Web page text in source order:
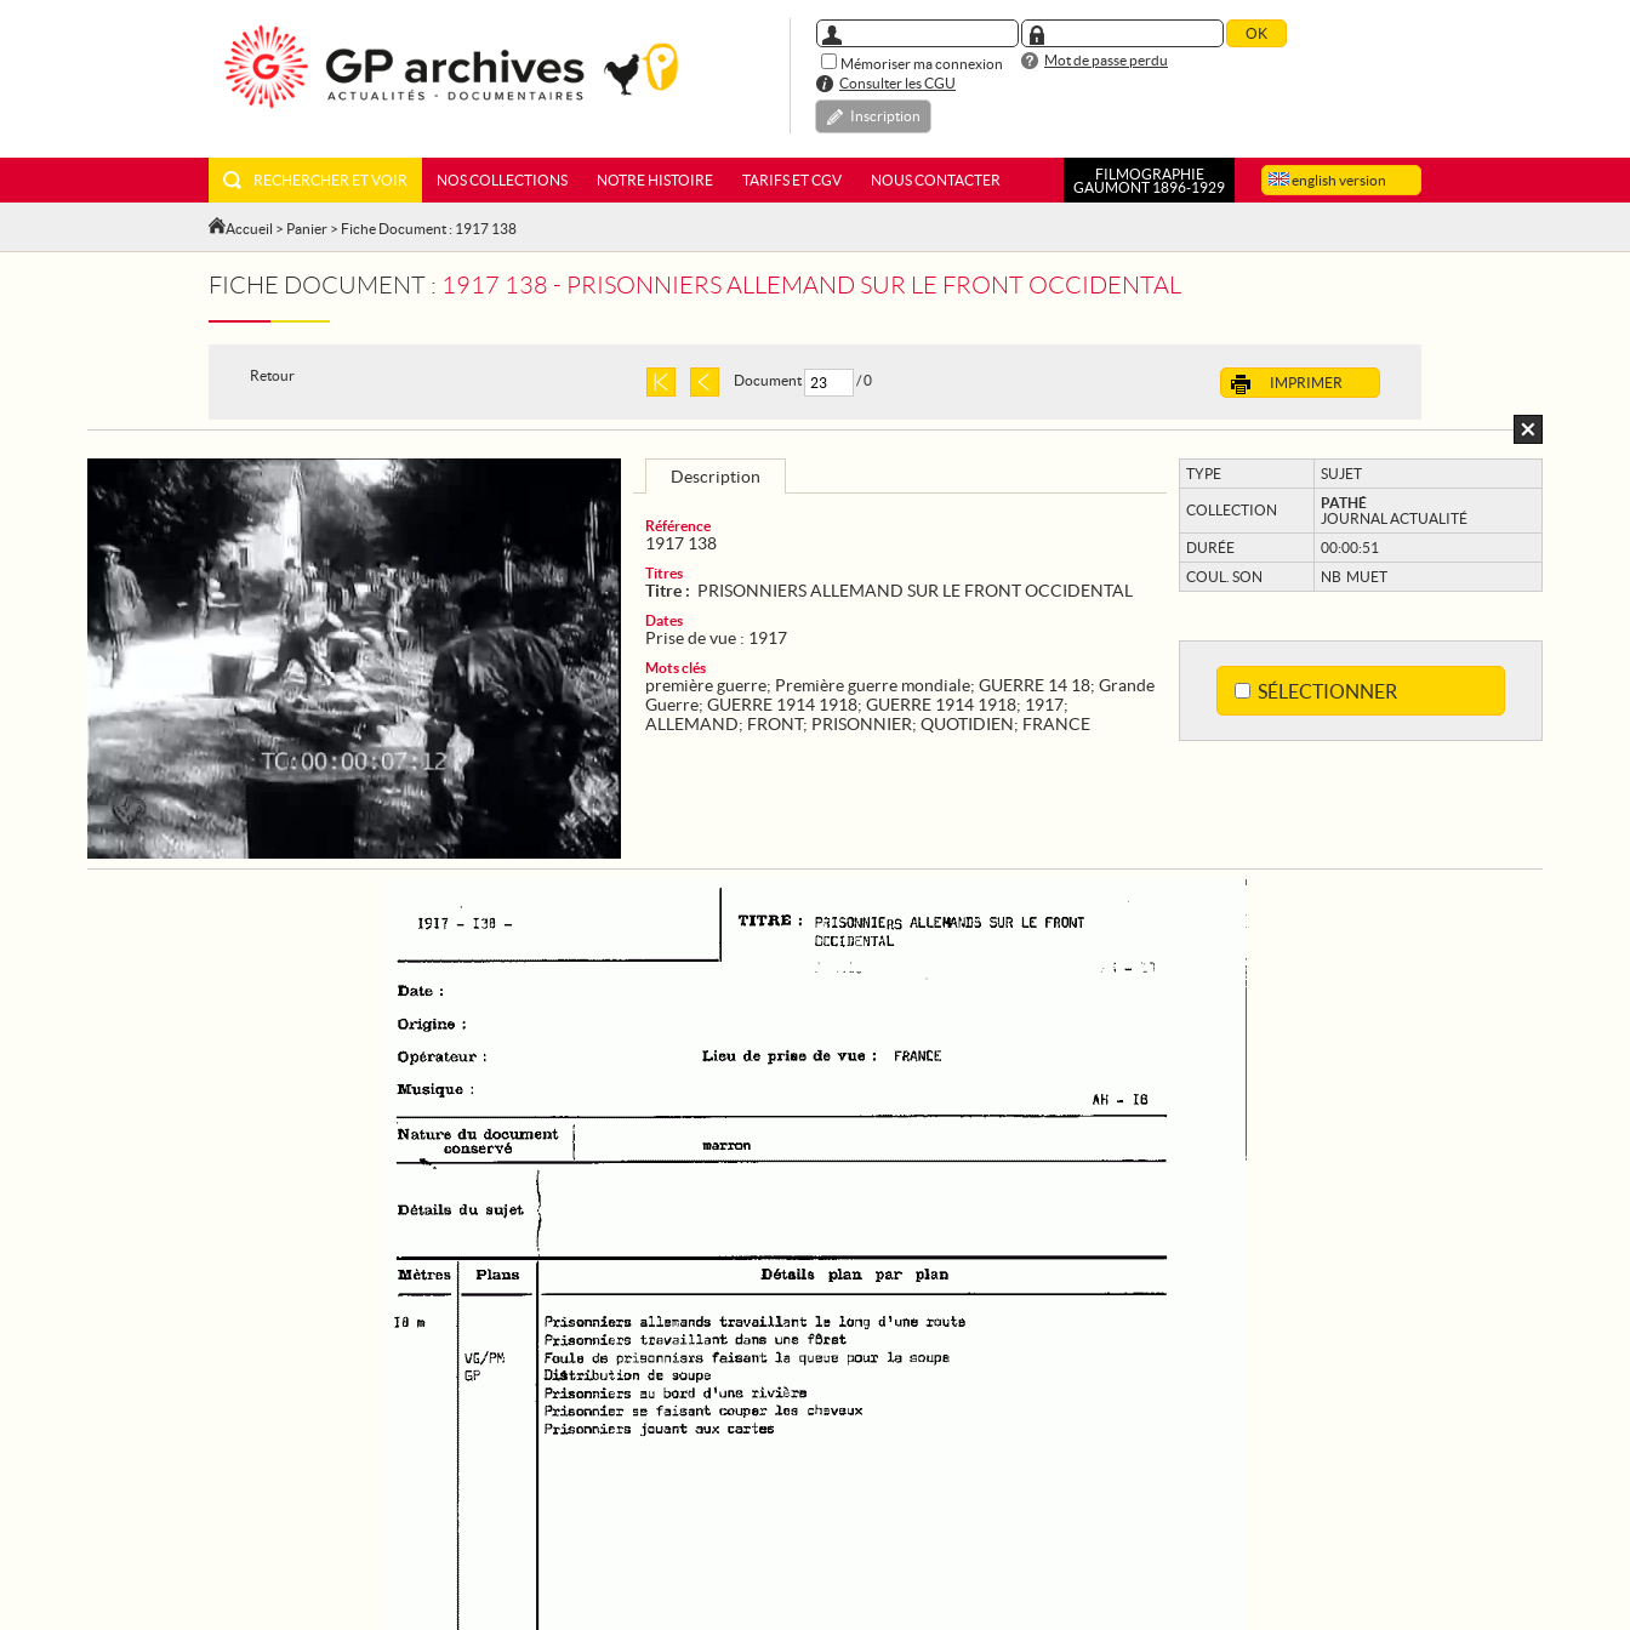
Mémoriser ma connexion
Mot de passe perdu
Consulter les CGU
Inscription
english version
RECHERCHER ET VOIR NOS COLLECTIONS NOTRE HISTOIRE TARIFS ET CGV NOUS CONTACTER
FILMOGRAPHIE
GAUMONT 1896-1929
Accueil > Panier > Fiche Document : 1917 138
FICHE DOCUMENT : 1917 138 - PRISONNIERS ALLEMAND SUR LE FRONT OCCIDENTAL
Retour IMPRIMER
Document / 0
TYPE SUJET
COLLECTION
PATHÉ
JOURNAL ACTUALITÉ
DURÉE
00:00:51
COUL. SON
NB MUET
SÉLECTIONNER
Description
Référence
1917 138
Titres
Titre : PRISONNIERS ALLEMAND SUR LE FRONT OCCIDENTAL
Dates
Prise de vue : 1917
Mots clés
première guerre; Première guerre mondiale; GUERRE 14 18; Grande
Guerre; GUERRE 1914 1918; GUERRE 1914 1918; 1917;
ALLEMAND; FRONT; PRISONNIER; QUOTIDIEN; FRANCE